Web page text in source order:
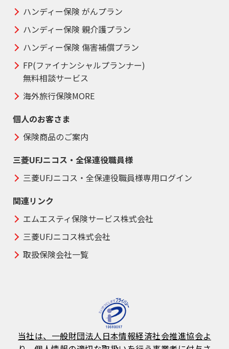
ハンディー保険 がんプラン
ハンディー保険 親介護プラン
ハンディー保険 傷害補償プラン
FP(ファイナンシャルプランナー)
無料相談サービス
海外旅行保険MORE
個人のお客さま
保険商品のご案内
三菱UFJニコス・全保連役職員様
三菱UFJニコス・全保連役職員様専用ログイン
関連リンク
エムエスティ保険サービス株式会社
三菱UFJニコス株式会社
取扱保険会社一覧
当社は、一般財団法人日本情報経済社会推進協会よ